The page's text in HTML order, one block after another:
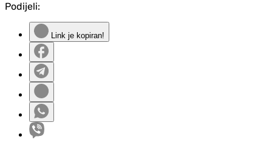
Podijeli:
Link je kopiran!